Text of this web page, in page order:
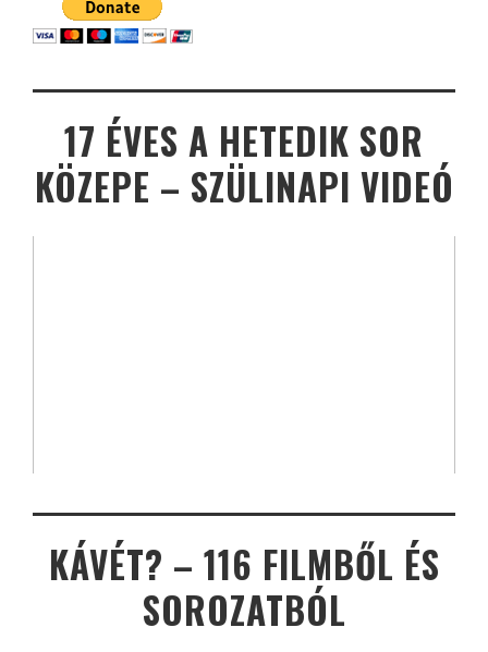
17 ÉVES A HETEDIK SOR
KÖZEPE – SZÜLINAPI VIDEÓ
KÁVÉT? – 116 FILMBŐL ÉS
SOROZATBÓL